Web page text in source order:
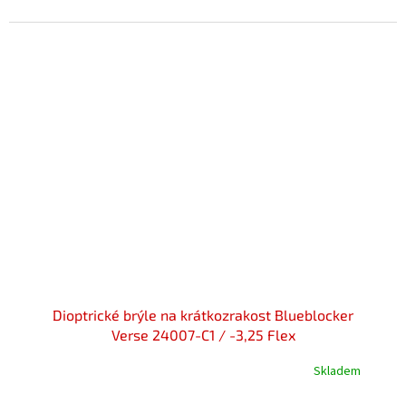
Dioptrické brýle na krátkozrakost Blueblocker
Verse 24007-C1 / -3,25 Flex
Skladem